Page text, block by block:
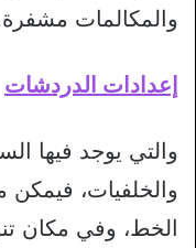
والمكالمات
إعدادات الدردشات
والتي يوجد فيها
والخلفيات،
الخط، وفي مكان